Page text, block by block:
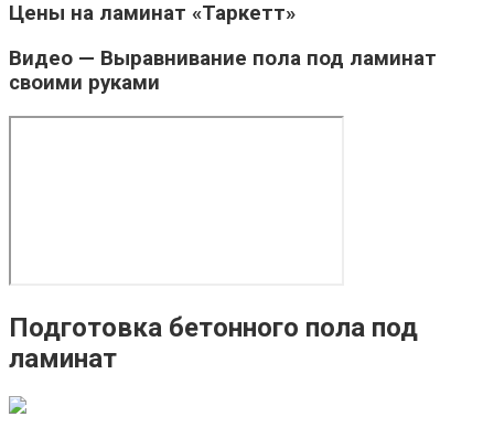
Цены на ламинат «Таркетт»
Видео — Выравнивание пола под ламинат
своими руками
Подготовка бетонного пола под
ламинат